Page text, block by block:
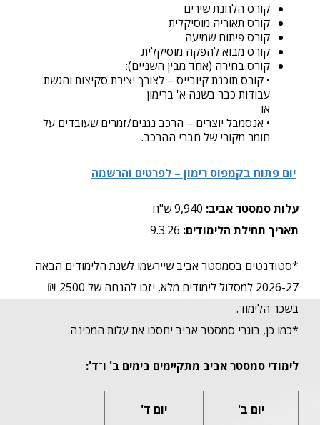
קורס הלחנת שירים
קורס תאוריה מוסיקלית
קורס פיתוח שמיעה
קורס מבוא להפקה מוסיקלית
קורס בחירה (אחד מבין השניים):
• קורס תוכנת קיובייס – לצורך יצירת סקיצות והגשת
עבודות כבר בשנה א' ברימון
או
• אנסמבל יוצרים – הרכב נגנים/זמרים שעובדים על
חומר מקורי של חברי ההרכב.
יום פתוח בקמפוס רימון – לפרטים והרשמה
עלות סמסטר אביב:
תאריך תחילת הלימודים:
*סטודנטים בסמסטר אביב שיירשמו לשנת הלימודים הבאה
2026-27 למסלול לימודים מלא, יזכו להנחה של 2500 ₪
בשכר הלימוד.
*כמו כן, בוגרי סמסטר אביב יחסכו את עלות המכינה.
לימודי סמסטר אביב מתקיימים בימים ב' ו־ד':
יום ב' יום ד'